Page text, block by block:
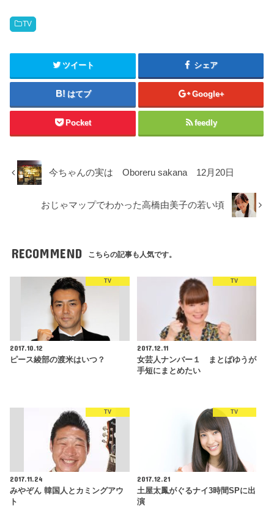
TV
ツイート シェア
はてブ Google+
Pocket feedly
今ちゃんの実は Oboreru sakana 12月20日
おじゃマップでわかった高橋由美子の若い頃
RECOMMEND こちらの記事も人気です。
TV
2017.10.12
ピース綾部の渡米はいつ？
TV
2017.12.11
女芸人ナンバー１ まとばゆうが
手短にまとめたい
TV
2017.11.24
みやぞん 韓国人とカミングアウ
ト
TV
2017.12.21
土屋太鳳がぐるナイ3時間SPに出
演